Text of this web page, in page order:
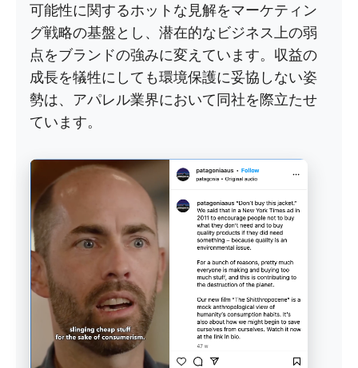
可能性に関するホットな見解をマーケティン
グ戦略の基盤とし、潜在的なビジネス上の弱
点をブランドの強みに変えています。収益の
成長を犠牲にしても環境保護に妥協しない姿
勢は、アパレル業界において同社を際立たせ
ています。